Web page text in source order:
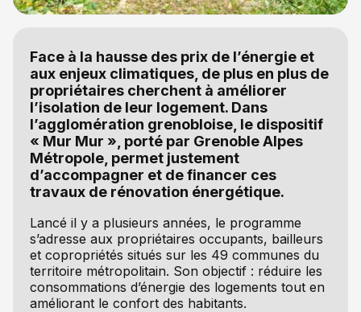
Face à la hausse des prix de l’énergie et
aux enjeux climatiques, de plus en plus de
propriétaires cherchent à améliorer
l’isolation de leur logement. Dans
l’agglomération grenobloise, le dispositif
« Mur Mur », porté par Grenoble Alpes
Métropole, permet justement
d’accompagner et de financer ces
travaux de rénovation énergétique.
Lancé il y a plusieurs années, le programme
s’adresse aux propriétaires occupants, bailleurs
et copropriétés situés sur les 49 communes du
territoire métropolitain. Son objectif : réduire les
consommations d’énergie des logements tout en
améliorant le confort des habitants.